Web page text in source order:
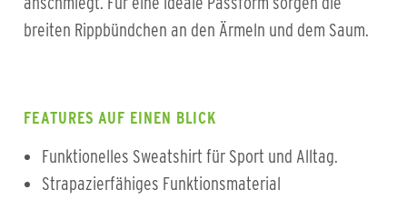
breiten Rippbündchen an den Ärmeln und dem Saum.
FEATURES AUF EINEN BLICK
Funktionelles Sweatshirt für Sport und Alltag.
Strapazierfähiges Funktionsmaterial